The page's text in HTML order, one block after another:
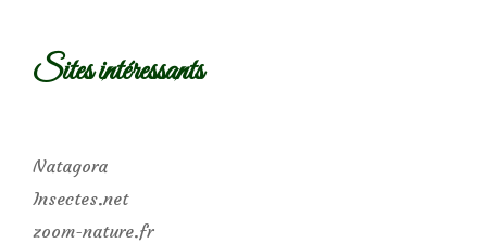
Sites intéressants
Natagora
Insectes.net
zoom-nature.fr